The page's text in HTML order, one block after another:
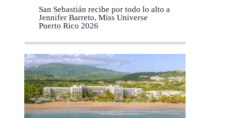
San Sebastián recibe por todo lo alto a
Jennifer Barreto, Miss Universe
Puerto Rico 2026